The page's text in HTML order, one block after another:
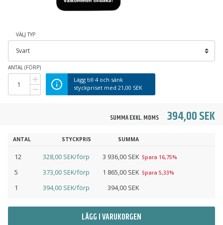
VÄLJ TYP
ANTAL (FÖRP)
Lägg till 4och sänk
styckpriset med 21,00 SEK
SUMMA EXKL. MOMS 394,00 SEK
ANTAL STYCKPRIS SUMMA
12 328,00 SEK/förp 3 936,00 SEK Spara 16,75%
5 373,00 SEK/förp 1 865,00 SEK Spara 5,33%
1 394,00 SEK/förp 394,00 SEK
LÄGG I VARUKORGEN